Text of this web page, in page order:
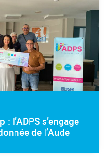
l’ADPS s’engage
de l’Aude